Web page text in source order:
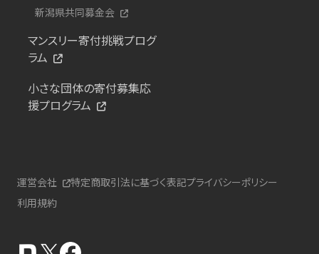
新潟県共同募金会
マンスリー寄付挑戦プログ
ラム
小さな団体の寄付募集応
援プログラム
運営会社 特定商取引法に基づく表記プライバシーポリシー
利用規約